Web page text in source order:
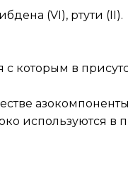
(VI), ртути (II).
с которым в
используются в